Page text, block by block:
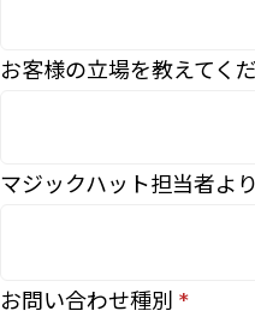
お客様の立場を教えてく
マジックハット担当者よ
お問い合わせ種別